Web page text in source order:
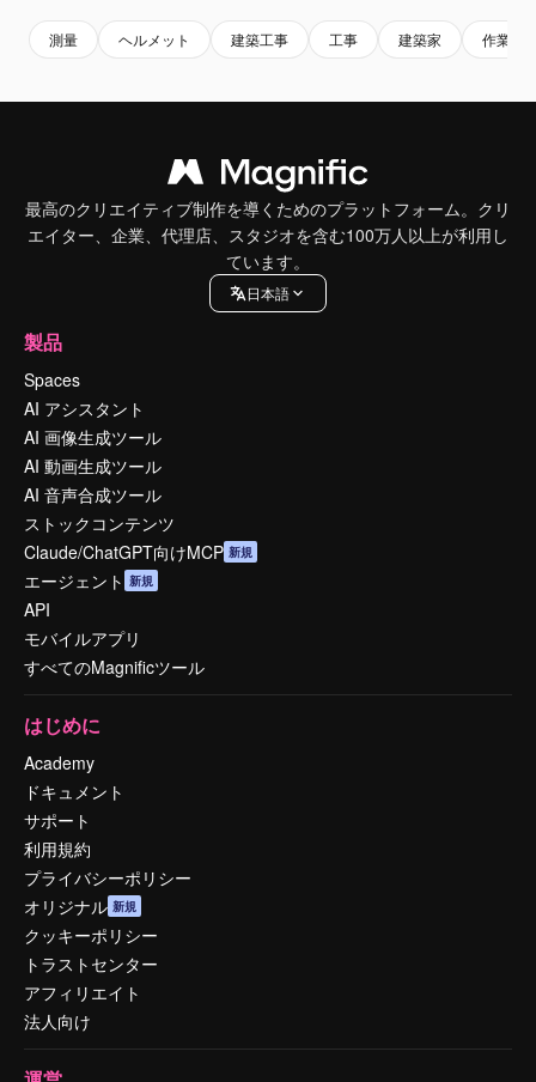
測量 ヘルメット 建築工事 工事 建築家 作業
最高のクリエイティブ制作を導くためのプラットフォーム。クリ
エイター、企業、代理店、スタジオを含む100万人以上が利用し
ています。
日本語
製品
Spaces
AI アシスタント
AI 画像生成ツール
AI 動画生成ツール
AI 音声合成ツール
ストックコンテンツ
Claude/ChatGPT向けMCP 新規
エージェント 新規
API
モバイルアプリ
すべてのMagnificツール
はじめに
Academy
ドキュメント
サポート
利用規約
プライバシーポリシー
オリジナル 新規
クッキーポリシー
トラストセンター
アフィリエイト
法人向け